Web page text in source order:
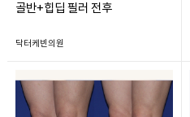
골반+힙딥 필러 전후
닥터케빈의원